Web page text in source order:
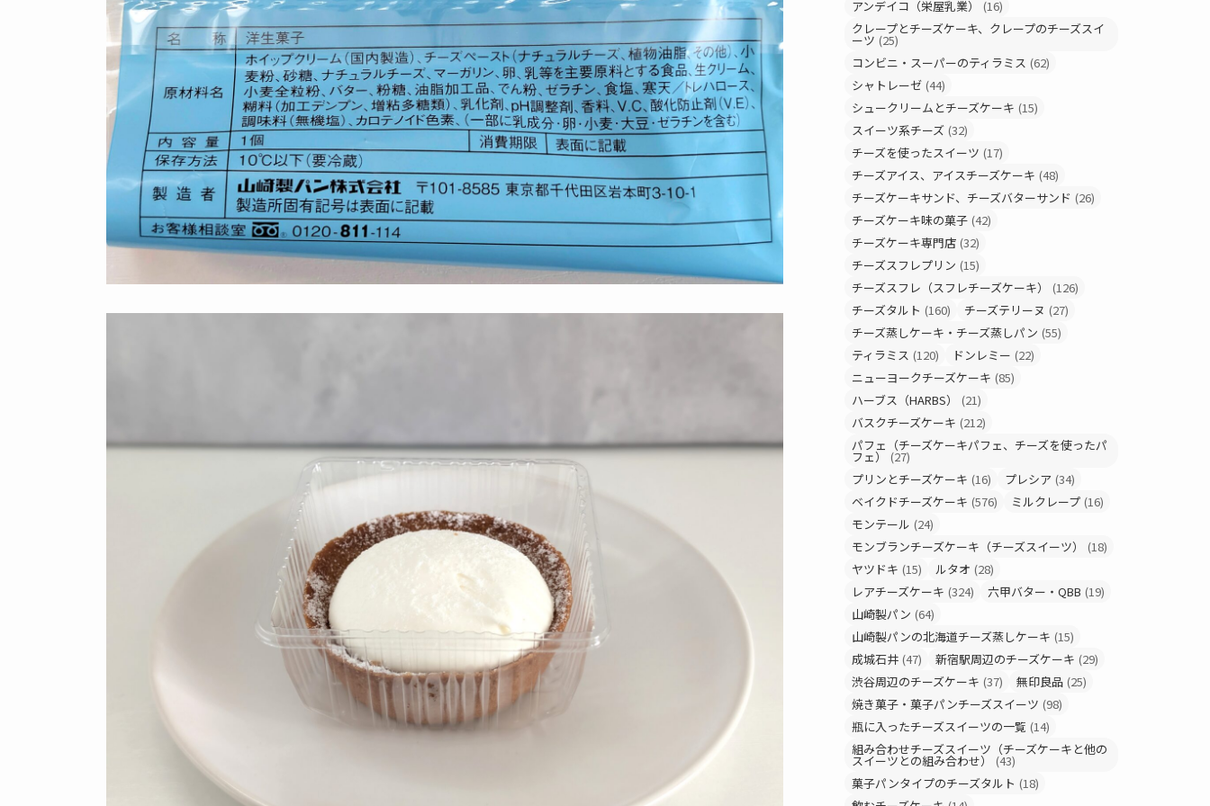
アンデイコ（栄屋乳業）
(16)
クレープとチーズケーキ、クレープのチーズスイ
ーツ (25)
コンビニ・スーパーのティラミス (62)
シャトレーゼ (44)
シュークリームとチーズケーキ (15)
スイーツ系チーズ (32)
チーズを使ったスイーツ (17)
チーズアイス、アイスチーズケーキ (48)
チーズケーキサンド、チーズバターサンド (26)
チーズケーキ味の菓子 (42)
チーズケーキ専門店 (32)
チーズスフレプリン (15)
チーズスフレ（スフレチーズケーキ）
(126)
チーズタルト (160) チーズテリーヌ (27)
チーズ蒸しケーキ・チーズ蒸しパン (55)
ティラミス (120) ドンレミー (22)
ニューヨークチーズケーキ (85)
ハーブス（HARBS）
(21)
バスクチーズケーキ (212)
パフェ（チーズケーキパフェ、チーズを使ったパ
フェ） (27)
プリンとチーズケーキ (16) プレシア (34)
ベイクドチーズケーキ (576) ミルクレープ (16)
モンテール (24)
モンブランチーズケーキ（チーズスイーツ）
(18)
ヤツドキ (15) ルタオ (28)
レアチーズケーキ (324) 六甲バター・QBB (19)
山崎製パン (64)
山崎製パンの北海道チーズ蒸しケーキ (15)
成城石井 (47) 新宿駅周辺のチーズケーキ (29)
渋谷周辺のチーズケーキ (37) 無印良品 (25)
焼き菓子・菓子パンチーズスイーツ (98)
瓶に入ったチーズスイーツの一覧 (14)
組み合わせチーズスイーツ（チーズケーキと他の
スイーツとの組み合わせ）
(43)
菓子パンタイプのチーズタルト (18)